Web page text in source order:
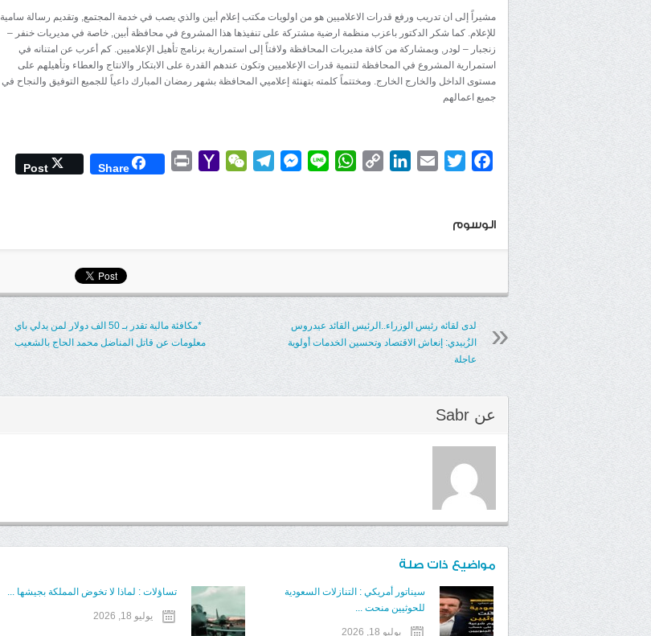
مشيراً إلى ان تدريب ورفع قدرات الاعلاميين هو من اولويات مكتب إعلام أبين والذي يصب في خدمة المجتمع, وتقديم رسالة سامية
للإعلام. كما شكر الدكتور باعزب منظمة ارضية مشتركة على تنفيذها هذا المشروع في محافظة أبين, خاصة في مديريات خنفر –
زنجبار – لودر, وبمشاركة من كافة مديربات المحافظة ولافتاً إلى استمرارية برنامج تأهيل الإعلاميين. كم أعرب عن امتنانه في
استمرارية المشروع في المحافظة لتنمية قدرات الإعلاميين وتكون عندهم القدرة على الابتكار والانتاج والعطاء وتأهيلهم على
مستوى الداخل والخارج الخارج. ومختتماً كلمته بتهنئة إعلاميي المحافظة بشهر رمضان المبارك داعياً للجميع التوفيق والنجاح في
جميع اعمالهم
Facebook
Twitter
Email
LinkedIn
Copy
WhatsApp
Line
Messenger
Telegram
WeChat
Yahoo
Print
Share
Post
الوسوم
*مكافئة مالية تقدر بـ 50 الف دولار لمن يدلي باي
معلومات عن قاتل المناضل محمد الحاج بالشعيب
لدى لقائه رئيس الوزراء..الرئيس القائد عيدروس
الزُبيدي: إنعاش الاقتصاد وتحسين الخدمات أولوية
عاجلة
عن Sabr
مواضيع ذات صلة
سيناتور أمريكي : التنازلات السعودية
للحوثيين منحت ...
يوليو 18, 2026
تساؤلات : لماذا لا تخوض المملكة بجيشها ...
يوليو 18, 2026